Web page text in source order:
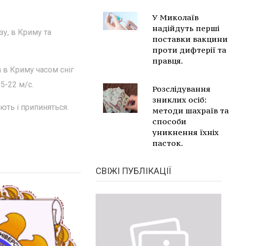
в Криму та
в Криму часом сніг
22 м/с.
і припиняться.
У Миколаїв
надійдуть перші
поставки вакцини
проти дифтерії та
правця.
Розслідування
зниклих осіб:
методи шахраїв та
способи
уникнення їхніх
пасток.
СВІЖІ ПУБЛІКАЦІЇ